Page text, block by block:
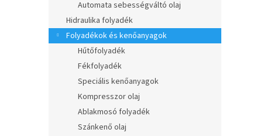
Automata sebességváltó olaj
Hidraulika folyadék
Folyadékok és kenőanyagok
Hűtőfolyadék
Fékfolyadék
Speciális kenőanyagok
Kompresszor olaj
Ablakmosó folyadék
Szánkenő olaj